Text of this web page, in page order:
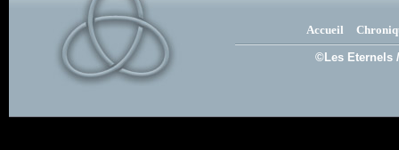
Accueil
©Les Eternels